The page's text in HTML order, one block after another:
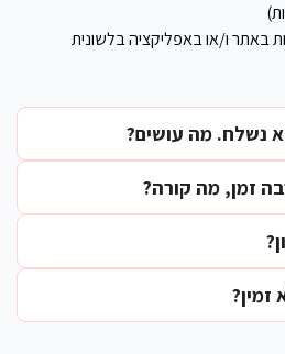
באתר ו/או באפליקציה בלשונית
נשלח. מה עושים?
זמן, מה קורה?